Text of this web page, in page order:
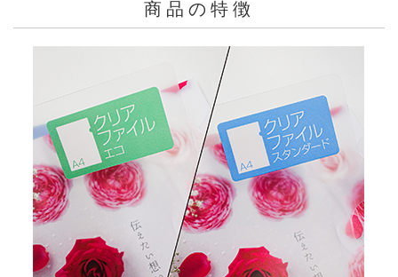
商品の特徴